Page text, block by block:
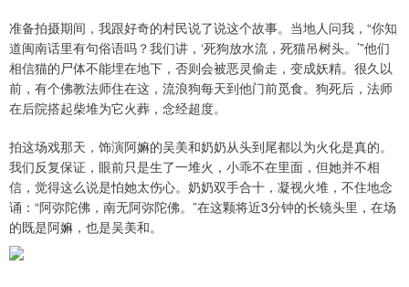
准备拍摄期间，我跟好奇的村民说了说这个故事。当地人问我，“你知
道闽南话里有句俗语吗？我们讲，‘死狗放水流，死猫吊树头。’”他们
相信猫的尸体不能埋在地下，否则会被恶灵偷走，变成妖精。很久以
前，有个佛教法师住在这，流浪狗每天到他门前觅食。狗死后，法师
在后院搭起柴堆为它火葬，念经超度。
拍这场戏那天，饰演阿嫲的吴美和奶奶从头到尾都以为火化是真的。
我们反复保证，眼前只是生了一堆火，小乖不在里面，但她并不相
信，觉得这么说是怕她太伤心。奶奶双手合十，凝视火堆，不住地念
诵：“阿弥陀佛，南无阿弥陀佛。”在这颗将近3分钟的长镜头里，在场
的既是阿嫲，也是吴美和。